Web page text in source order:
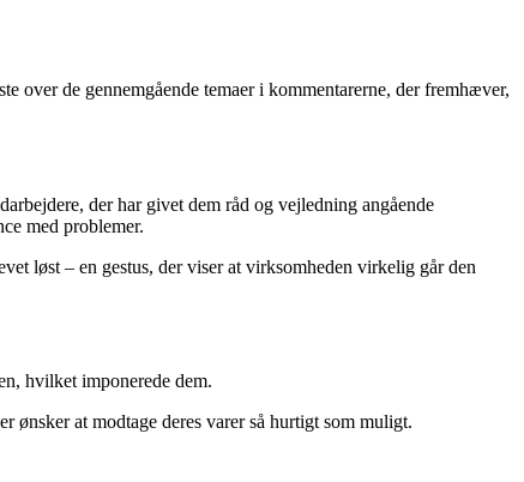
over de gennemgående temaer i kommentarerne, der fremhæver,
der har givet dem råd og vejledning angående
med problemer.
løst – en gestus, der viser at virksomheden virkelig går den
hvilket imponerede dem.
at modtage deres varer så hurtigt som muligt.